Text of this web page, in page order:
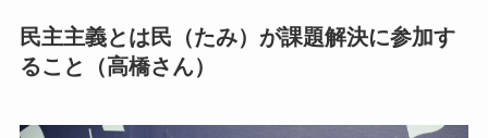
民主主義とは民（たみ）が課題解決に参加す
ること（高橋さん）